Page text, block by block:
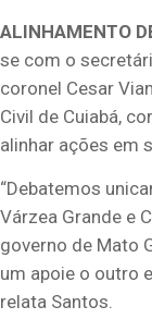
ALINHAMENTO
se com o
coronel Cesar
Civil de Cuiabá,
alinhar ações em
“Debatemos
Várzea Grande e
governo de Mato
um apoie o outro
relata Santos.